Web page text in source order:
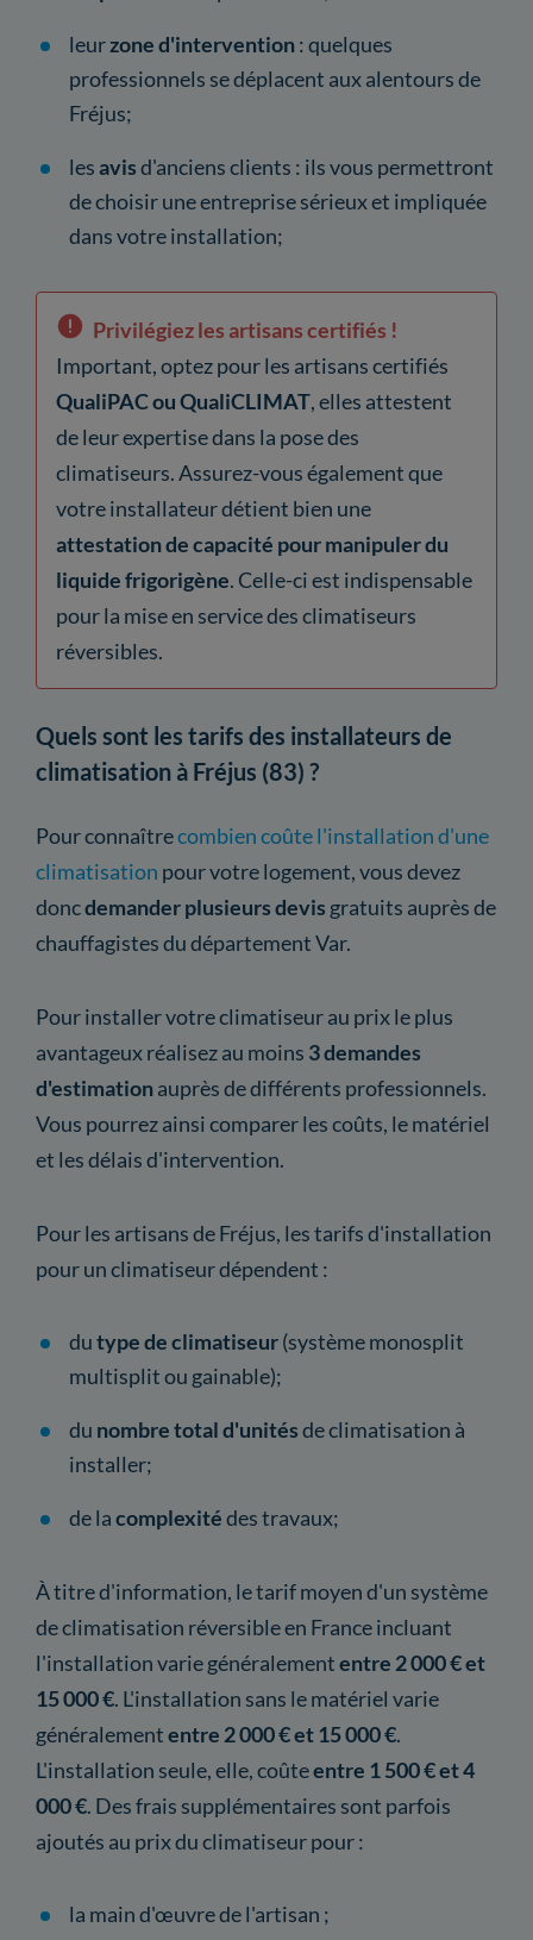
leurzone d'intervention: quelques
professionnels se déplacent aux alentours de
Fréjus;
lesavisd'anciens clients : ils vous permettront
de choisir une entreprise sérieux et impliquée
dans votre installation;
Privilégiez les artisans certifiés !
Important, optez pour les artisans certifiés
QualiPAC ou QualiCLIMAT, elles attestent
de leur expertise dans la pose des
climatiseurs. Assurez-vous également que
votre installateur détient bien une
attestation de capacité pour manipuler du
liquide frigorigène. Celle-ci est indispensable
pour la mise en service des climatiseurs
réversibles.
Quels sont les tarifs des installateurs de
climatisation à Fréjus (83) ?
Pour connaîtrecombien coûte l'installation d'une
climatisation pour votre logement, vous devez
doncdemander plusieurs devis gratuits auprès de
chauffagistes du département Var.
Pour installer votre climatiseur au prix le plus
avantageux réalisez au moins 3 demandes
d'estimationauprès de différents professionnels.
Vous pourrez ainsi comparer les coûts, le matériel
et les délais d'intervention.
Pour les artisans de Fréjus, les tarifs d'installation
pour un climatiseur dépendent :
dutype de climatiseur(système monosplit
multisplit ou gainable);
du nombre total d'unitésde climatisation à
installer;
de lacomplexitédes travaux;
À titre d'information, le tarif moyen d'un système
de climatisation réversible en France incluant
l'installation varie généralemententre 2 000 € et
15 000 €. L'installation sans le matériel varie
généralemententre 2 000 € et 15 000 €.
L'installation seule, elle, coûteentre 1 500 € et 4
000 €. Des frais supplémentaires sont parfois
ajoutés au prix du climatiseur pour :
la main d'œuvre de l'artisan ;